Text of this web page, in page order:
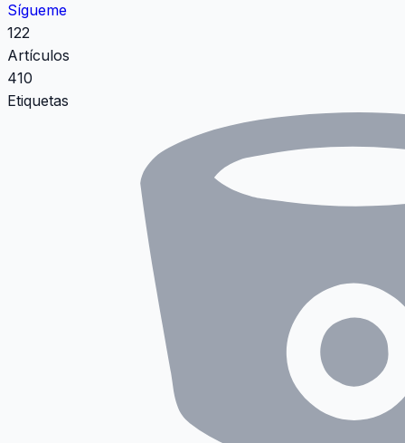
Sígueme
122
Artículos
410
Etiquetas